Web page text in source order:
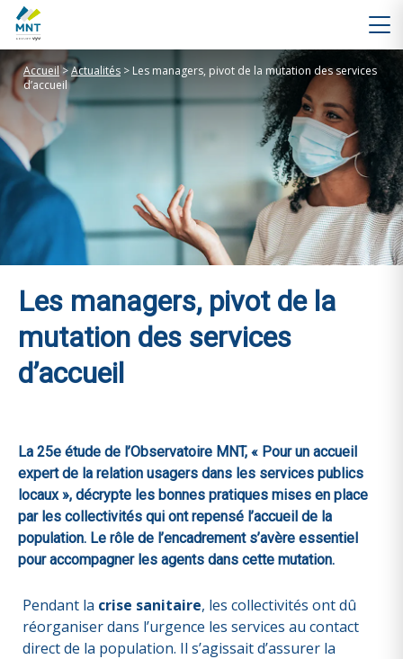
Accueil>Actualités >Les managers, pivot de la mutation des services
d’accueil
Les managers, pivot de la
mutation des services
d’accueil
La 25e étude de l’Observatoire MNT, « Pour un accueil
expert de la relation usagers dans les services publics
locaux », décrypte les bonnes pratiques mises en place
par les collectivités qui ont repensé l’accueil de la
population. Le rôle de l’encadrement s’avère essentiel
pour accompagner les agents dans cette mutation.
Pendant la crise sanitaire, les collectivités ont dû
réorganiser dans l’urgence les services au contact
direct de la population. Il s’agissait d’assurer la